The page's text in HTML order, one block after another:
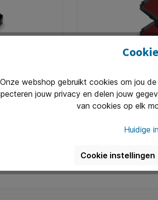
6/4912 2
Printy™ 4912
* Inkt is
Stempelkussen
stuks rood
* Reserve
en 4912 Typomatic.
2 stuks verpakt. *
€ 4,37*
In
Onze webshop gebruikt cookies om jou
jouw privacy en delen jouw
van cookies op elk
Huidige
Cookie instellingen